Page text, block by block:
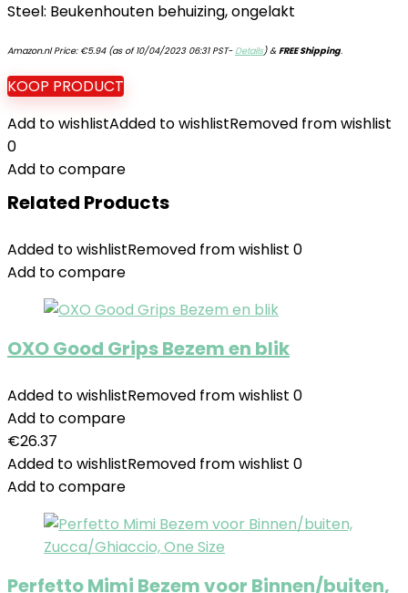
Steel: Beukenhouten behuizing, ongelakt
Amazon.nl Price: €5.94(as of 10/04/2023 06:31 PST- Details)&FREE Shipping.
KOOP PRODUCT
Add to wishlistAdded to wishlistRemoved from wishlist
0
Add to compare
Related Products
Added to wishlistRemoved from wishlist 0
Add to compare
OXO Good Grips Bezem en blik
Added to wishlistRemoved from wishlist 0
Add to compare
€26.37
Added to wishlistRemoved from wishlist 0
Add to compare
Perfetto Mimi Bezem voor Binnen/buiten,